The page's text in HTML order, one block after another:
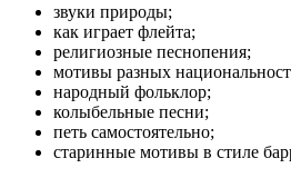
звуки природы;
как играет флейта;
религиозные песнопения;
мотивы разных
народный фольклор;
колыбельные песни;
петь самостоятельно;
старинные мотивы в стиле